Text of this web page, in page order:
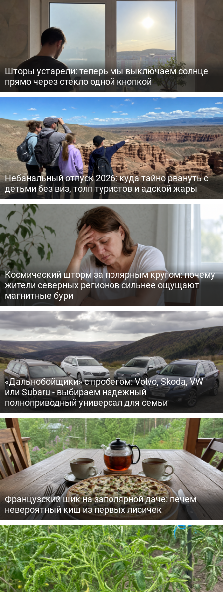
Шторы устарели: теперь мы выключаем солнце
прямо через стекло одной кнопкой
Небанальный отпуск 2026: куда тайно рвануть с
детьми без виз, толп туристов и адской жары
Космический шторм за полярным кругом: почему
жители северных регионов сильнее ощущают
магнитные бури
«Дальнобойщики» с пробегом: Volvo, Skoda, VW
или Subaru - выбираем надежный
полноприводный универсал для семьи
Французский шик на заполярной даче: печем
невероятный киш из первых лисичек